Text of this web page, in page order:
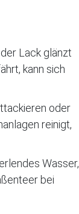
Lack glänzt
kann sich
oder
reinigt,
Wasser,
bei